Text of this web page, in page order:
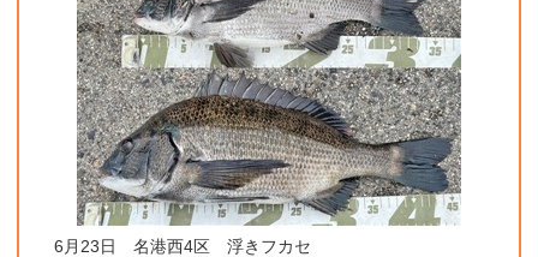
6月23日 名港西4区 浮きフカセ